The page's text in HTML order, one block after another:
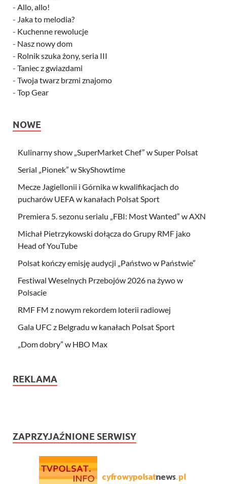
- Allo, allo!
- Jaka to melodia?
- Kuchenne rewolucje
- Nasz nowy dom
- Rolnik szuka żony, seria III
- Taniec z gwiazdami
- Twoja twarz brzmi znajomo
- Top Gear
NOWE
Kulinarny show „SuperMarket Chef” w Super Polsat
Serial „Pionek” w SkyShowtime
Mecze Jagiellonii i Górnika w kwalifikacjach do
pucharów UEFA w kanałach Polsat Sport
Premiera 5. sezonu serialu „FBI: Most Wanted” w AXN
Michał Pietrzykowski dołącza do Grupy RMF jako
Head of YouTube
Polsat kończy emisję audycji „Państwo w Państwie”
Festiwal Weselnych Przebojów 2026 na żywo w
Polsacie
RMF FM z nowym rekordem loterii radiowej
Gala UFC z Belgradu w kanałach Polsat Sport
„Dom dobry” w HBO Max
REKLAMA
ZAPRZYJAŹNIONE SERWISY